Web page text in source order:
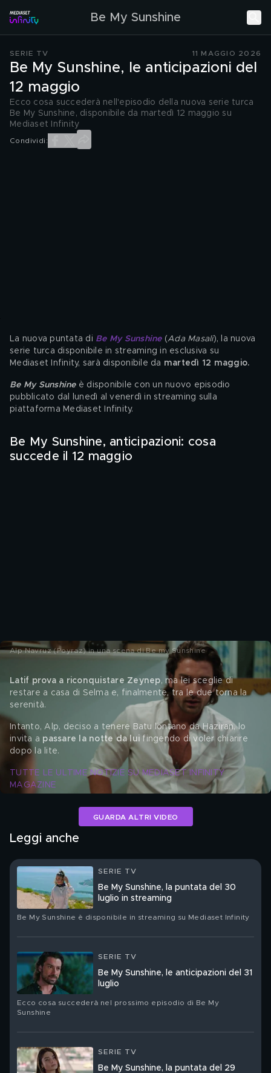
Be My Sunshine
SERIE TV 11 MAGGIO 2026
Be My Sunshine, le anticipazioni del
12 maggio
Ecco cosa succederà nell'episodio della nuova serie turca
Be My Sunshine, disponibile da martedì 12 maggio su
Mediaset Infinity
Condividi:
La nuova puntata di Be My Sunshine (Ada Masali), la nuova
serie turca disponibile in streaming in esclusiva su
Mediaset Infinity, sarà disponibile da martedì 12 maggio.
Be My Sunshine è disponibile con un nuovo episodio
pubblicato dal lunedì al venerdì in streaming sulla
piattaforma Mediaset Infinity.
Be My Sunshine, anticipazioni: cosa
succede il 12 maggio
Alp Navruz (Poyraz) in una scena di Be my Sunshine
Latif prova a riconquistare Zeynep, ma lei sceglie di
restare a casa di Selma e, finalmente, tra le due torna la
serenità.
Intanto, Alp, deciso a tenere Batu lontano da Haziran, lo
invita a passare la notte da lui fingendo di voler chiarire
dopo la lite.
TUTTE LE ULTIME NOTIZIE SU MEDIASET INFINITY
MAGAZINE
GUARDA ALTRI VIDEO
Leggi anche
SERIE TV
Be My Sunshine, la puntata del 30
luglio in streaming
Be My Sunshine è disponibile in streaming su Mediaset Infinity
SERIE TV
Be My Sunshine, le anticipazioni del 31
luglio
Ecco cosa succederà nel prossimo episodio di Be My
Sunshine
SERIE TV
Be My Sunshine, la puntata del 29